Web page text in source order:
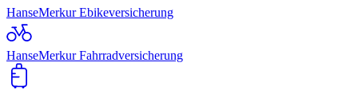
HanseMerkur Ebikeversicherung
HanseMerkur Fahrradversicherung